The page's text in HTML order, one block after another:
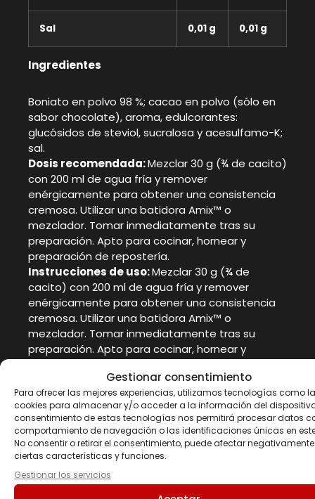
Gestionar consentimiento
Para ofrecer las mejores experiencias, utilizamos tecnologías como
cookies para almacenar y/o acceder a la información del
consentimiento de estas tecnologías nos permitirá procesar datos
comportamiento de navegación o las identificaciones únicas en
No consentir o retirar el consentimiento, puede afectar
ciertas características y funciones.
Gestionar los servicios
Sal 0,01 g 0,01 g
Ingredientes
Boniato en polvo 98 %; cacao en polvo (sólo en
sabor chocolate), aroma, edulcorantes:
glucósidos de steviol, sucralosa y acesulfamo-K;
sal.
Dosis recomendada:Mezclar 30 g (¾ de cacito)
con 200 ml de agua fría y remover
enérgicamente para obtener una consistencia
cremosa. Utilizar una batidora Amix™ o
mezclador. Tomar inmediatamente tras su
preparación. Apto para cocinar, hornear y
preparación de repostería.
Instrucciones de uso:Mezclar 30 g (¾ de
cacito) con 200 ml de agua fría y remover
enérgicamente para obtener una consistencia
cremosa. Utilizar una batidora Amix™ o
mezclador. Tomar inmediatamente tras su
preparación. Apto para cocinar, hornear y
preparación de repostería.
El producto no está diseñado para niños
menores de 3 años. Mantener fuera del alcance
de los niños más pequeños. Conservar a una
temperatura no superior a 25ºC en lugar fresco y
seco lejos de la luz solar. El fabricante no se
responsabiliza de los daños causados por uso,